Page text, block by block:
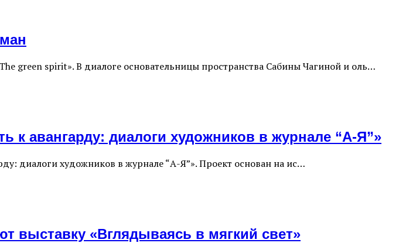
green spirit». В диалоге основательницы пространства Сабины Чагиной и оль…
к авангарду: диалоги художников в журнале “А-Я”»
диалоги художников в журнале “А-Я”». Проект основан на ис…
выставку «Вглядываясь в мягкий свет»